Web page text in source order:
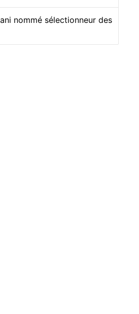
nommé sélectionneur des